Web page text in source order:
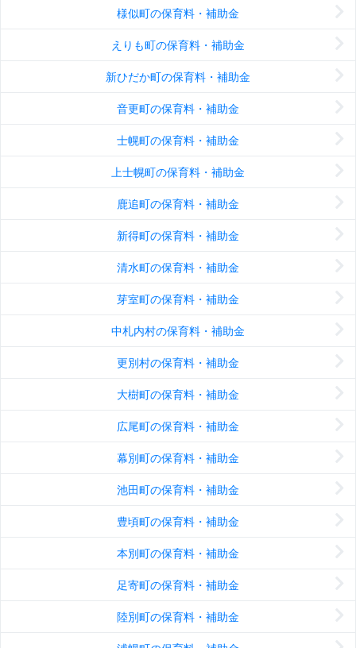
様似町の保育料・補助金
えりも町の保育料・補助金
新ひだか町の保育料・補助金
音更町の保育料・補助金
士幌町の保育料・補助金
上士幌町の保育料・補助金
鹿追町の保育料・補助金
新得町の保育料・補助金
清水町の保育料・補助金
芽室町の保育料・補助金
中札内村の保育料・補助金
更別村の保育料・補助金
大樹町の保育料・補助金
広尾町の保育料・補助金
幕別町の保育料・補助金
池田町の保育料・補助金
豊頃町の保育料・補助金
本別町の保育料・補助金
足寄町の保育料・補助金
陸別町の保育料・補助金